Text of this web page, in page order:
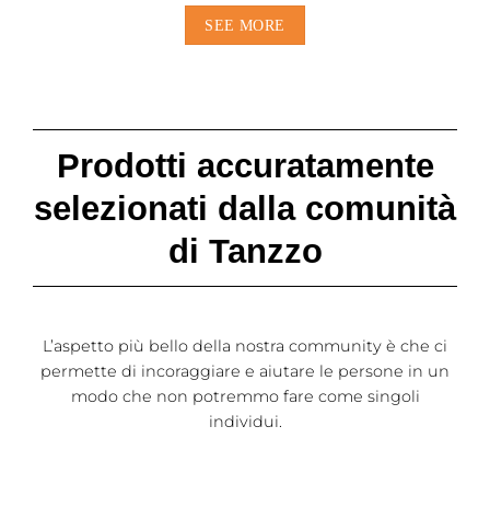
SEE MORE
Prodotti accuratamente
selezionati dalla comunità
di Tanzzo
L’aspetto più bello della nostra community è che ci
permette di incoraggiare e aiutare le persone in un
modo che non potremmo fare come singoli
individui.